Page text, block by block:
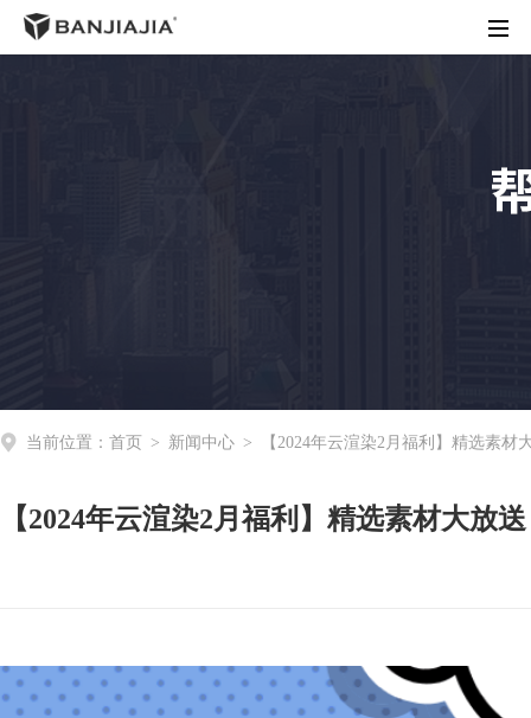
当前位置： 首页 > 新闻中心 > 【2024年云渲染2月福利】精选素材
【2024年云渲染2月福利】精选素材大放